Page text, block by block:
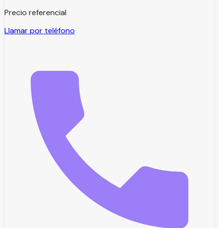
Precio referencial
Llamar por teléfono